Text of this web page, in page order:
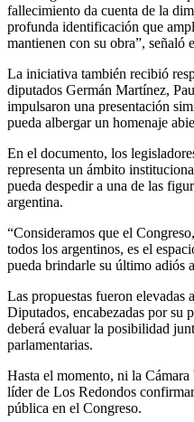
fallecimiento da cuenta de la
profunda identificación que
mantienen con su obra”, señaló
La iniciativa también recibió
diputados Germán Martínez,
impulsaron una presentación
pueda albergar un homenaje
En el documento, los
representa un ámbito
pueda despedir a una de las
argentina.
“Consideramos que el
todos los argentinos, es el
pueda brindarle su último adiós
Las propuestas fueron elevadas
Diputados, encabezadas por su
deberá evaluar la posibilidad
parlamentarias.
Hasta el momento, ni la
líder de Los Redondos
pública en el Congreso.